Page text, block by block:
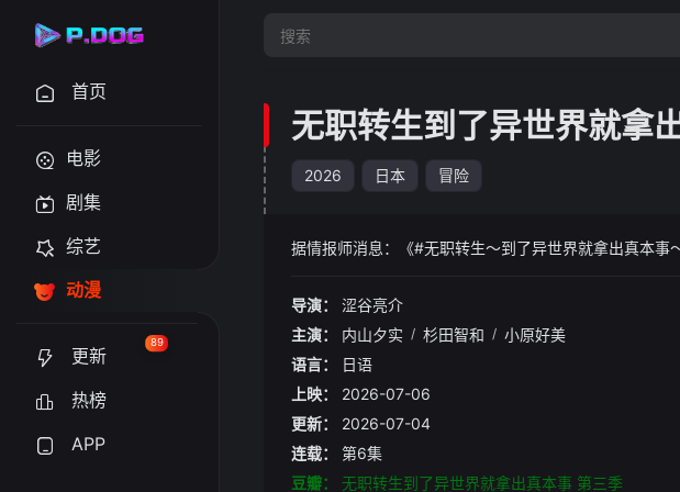
首页
电影
剧集
综艺
动漫
更新
89
热榜
APP
无职转生到了异世界就拿
2026 日本 冒险
据情报师消息：《#无职转生～到了异世界就拿出真本事
导演：
涩谷亮介
主演：
内山夕实 / 杉田智和 / 小原好美
语言：
日语
上映：
2026-07-06
更新：
2026-07-04
连载：
第6集
豆瓣：
无职转生到了异世界就拿出真本事 第三季